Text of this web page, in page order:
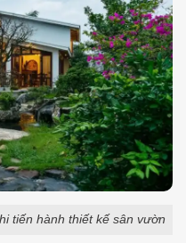
tiến hành thiết kế sân vườn